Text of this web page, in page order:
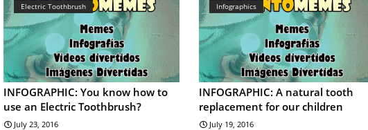
Electric Toothbrush
INFOGRAPHIC: You know how to
use an Electric Toothbrush?
July 23, 2016
Infographics
INFOGRAPHIC: A natural tooth
replacement for our children
July 19, 2016